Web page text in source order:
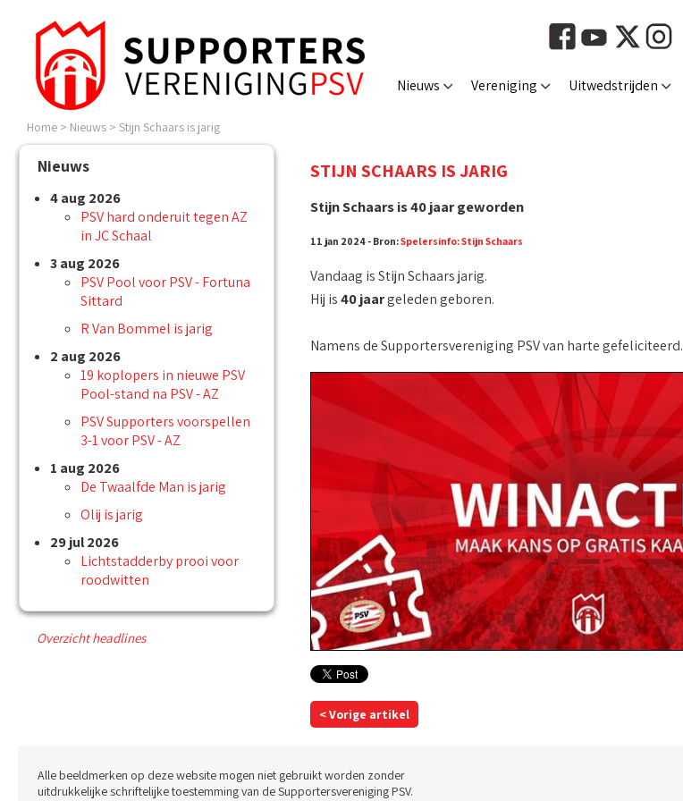
Nieuws Vereniging Uitwedstrijden
Home > Nieuws > Stijn Schaars is jarig
Nieuws
4 aug 2026
PSV hard onderuit tegen AZ
in JC Schaal
3 aug 2026
PSV Pool voor PSV - Fortuna
Sittard
R Van Bommel is jarig
2 aug 2026
19 koplopers in nieuwe PSV
Pool-stand na PSV - AZ
PSV Supporters voorspellen
3-1 voor PSV - AZ
1 aug 2026
De Twaalfde Man is jarig
Olij is jarig
29 jul 2026
Lichtstadderby prooi voor
roodwitten
Overzicht headlines
STIJN SCHAARS IS JARIG
Stijn Schaars is 40 jaar geworden
11 jan 2024 - Bron:Spelersinfo: Stijn Schaars
Vandaag is Stijn Schaars jarig.
Hij is40 jaargeleden geboren.
Namens de Supportersvereniging PSV van harte gefeliciteerd.
< Vorige artikel
Alle beeldmerken op deze website mogen niet gebruikt worden zonder
uitdrukkelijke schriftelijke toestemming van de Supportersvereniging PSV.